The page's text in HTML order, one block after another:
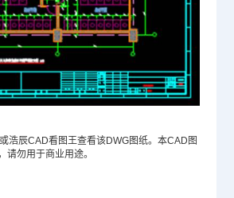
浩辰CAD看图王查看该DWG图纸。本CAD图
请勿用于商业用途。